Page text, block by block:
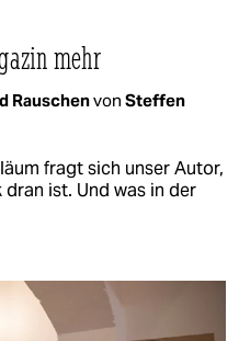
mehr
Rauschenvon Steffen
fragt sich unser Autor,
ist. Und was in der